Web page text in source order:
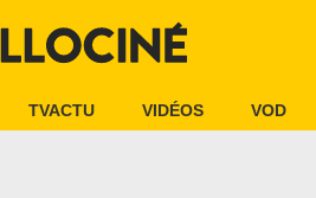
TVACTU VIDÉOS VOD